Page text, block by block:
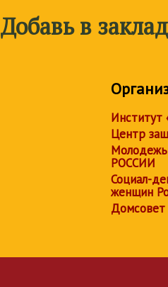
Добавь в
Институт
Центр
РОССИИ
Социал-
женщин
Домсовет